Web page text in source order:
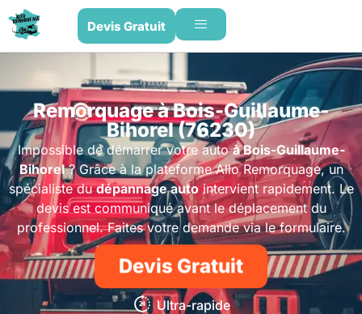
Devis Gratuit
Remorquage à Bois-Guillaume-
Bihorel (76230)
Impossible de démarrer votre autoà Bois-Guillaume-
Bihorel? Grâce à la plateforme Allo Remorquage, un
spécialiste dudépannage autointervient rapidement. Le
devis est communiqué avant le déplacement du
professionnel. Faites votre demande via le formulaire.
Devis Gratuit
Ultra-rapide